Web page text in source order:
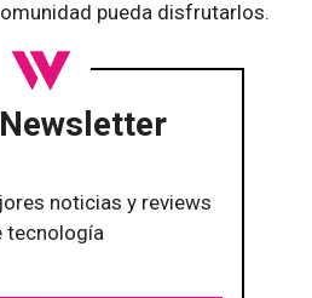
pueda disfrutarlos.
noticias y reviews
tecnología